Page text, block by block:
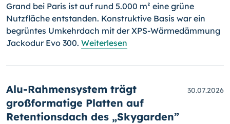
Grand bei Paris ist auf rund 5.000 m² eine grüne
Nutzfläche entstanden. Konstruktive Basis war ein
begrüntes Umkehrdach mit der XPS-Wärmedämmung
Jackodur Evo 300. Weiterlesen
Alu-Rahmensystem trägt
großformatige Platten auf
Retentionsdach des „Skygarden”
30.07.2026